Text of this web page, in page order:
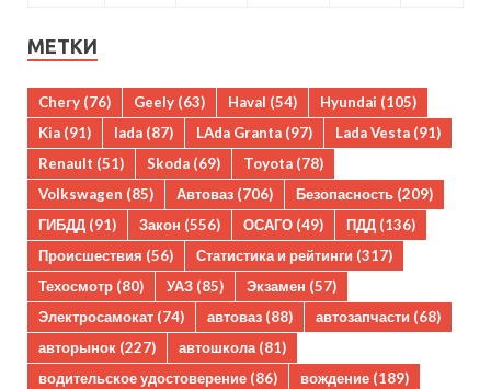
МЕТКИ
Chery (76) Geely (63) Haval (54) Hyundai (105)
Kia (91) lada (87) LAda Granta (97) Lada Vesta (91)
Renault (51) Skoda (69) Toyota (78)
Volkswagen (85) Автоваз (706) Безопасность (209)
ГИБДД (91) Закон (556) ОСАГО (49) ПДД (136)
Происшествия (56) Статистика и рейтинги (317)
Техосмотр (80) УАЗ (85) Экзамен (57)
Электросамокат (74) автоваз (88) автозапчасти (68)
авторынок (227) автошкола(81)
водительское удостоверение (86) вождение (189)